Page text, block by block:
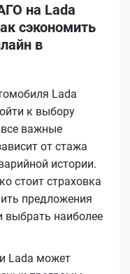
на Lada
сэкономить
в
Lada
к выбору
важные
от стажа
истории.
стоит страховка
предложения
выбрать наиболее
Lada может